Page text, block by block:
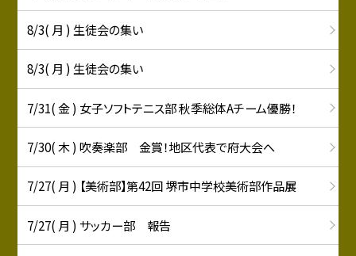
8/3( 月 ) 生徒会の集い
8/3( 月 ) 生徒会の集い
7/31( 金 ) 女子ソフトテニス部 秋季総体Aチーム優勝！
7/30( 木 ) 吹奏楽部 金賞！地区代表で府大会へ
7/27( 月 ) 【美術部】第42回 堺市中学校美術部作品展
7/27( 月 ) サッカー部 報告